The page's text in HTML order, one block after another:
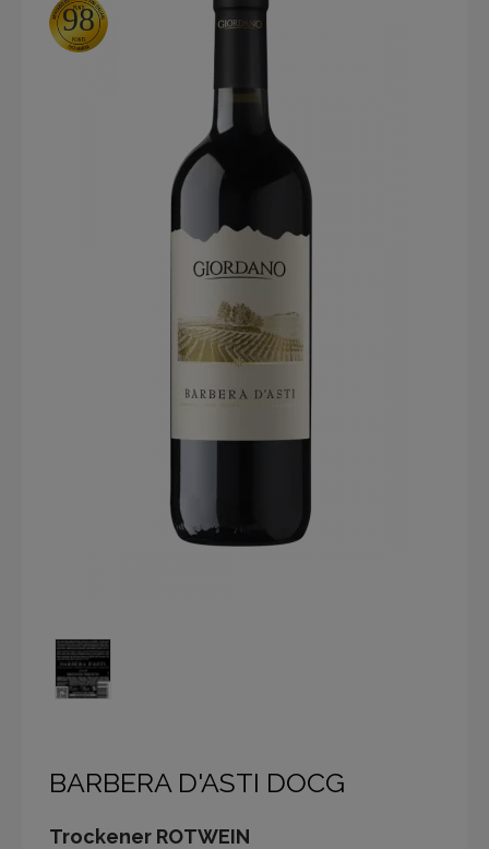
98
BARBERA D'ASTI DOCG
Trockener ROTWEIN